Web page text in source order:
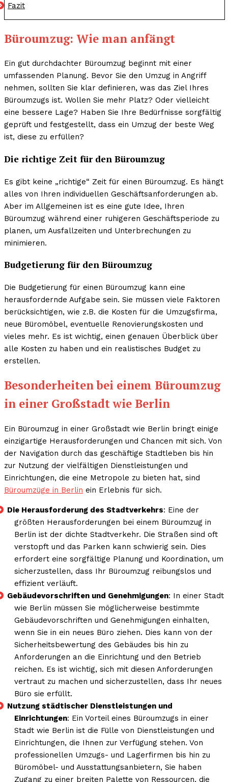
Fazit
Büroumzug: Wie man anfängt
Ein gut durchdachter Büroumzug beginnt mit einer
umfassenden Planung. Bevor Sie den Umzug in Angriff
nehmen, sollten Sie klar definieren, was das Ziel Ihres
Büroumzugs ist. Wollen Sie mehr Platz? Oder vielleicht
eine bessere Lage? Haben Sie Ihre Bedürfnisse sorgfältig
geprüft und festgestellt, dass ein Umzug der beste Weg
ist, diese zu erfüllen?
Die richtige Zeit für den Büroumzug
Es gibt keine „richtige“ Zeit für einen Büroumzug. Es hängt
alles von Ihren individuellen Geschäftsanforderungen ab.
Aber im Allgemeinen ist es eine gute Idee, Ihren
Büroumzug während einer ruhigeren Geschäftsperiode zu
planen, um Ausfallzeiten und Unterbrechungen zu
minimieren.
Budgetierung für den Büroumzug
Die Budgetierung für einen Büroumzug kann eine
herausfordernde Aufgabe sein. Sie müssen viele Faktoren
berücksichtigen, wie z.B. die Kosten für die Umzugsfirma,
neue Büromöbel, eventuelle Renovierungskosten und
vieles mehr. Es ist wichtig, einen genauen Überblick über
alle Kosten zu haben und ein realistisches Budget zu
erstellen.
Besonderheiten bei einem Büroumzug
in einer Großstadt wie Berlin
Ein Büroumzug in einer Großstadt wie Berlin bringt einige
einzigartige Herausforderungen und Chancen mit sich. Von
der Navigation durch das geschäftige Stadtleben bis hin
zur Nutzung der vielfältigen Dienstleistungen und
Einrichtungen, die eine Metropole zu bieten hat, sind
Büroumzüge in Berlin ein Erlebnis für sich.
Die Herausforderung des Stadtverkehrs: Eine der
größten Herausforderungen bei einem Büroumzug in
Berlin ist der dichte Stadtverkehr. Die Straßen sind oft
verstopft und das Parken kann schwierig sein. Dies
erfordert eine sorgfältige Planung und Koordination, um
sicherzustellen, dass Ihr Büroumzug reibungslos und
effizient verläuft.
Gebäudevorschriften und Genehmigungen: In einer Stadt
wie Berlin müssen Sie möglicherweise bestimmte
Gebäudevorschriften und Genehmigungen einhalten,
wenn Sie in ein neues Büro ziehen. Dies kann von der
Sicherheitsbewertung des Gebäudes bis hin zu
Anforderungen an die Einrichtung und den Betrieb
reichen. Es ist wichtig, sich mit diesen Anforderungen
vertraut zu machen und sicherzustellen, dass Ihr neues
Büro sie erfüllt.
Nutzung städtischer Dienstleistungen und
Einrichtungen: Ein Vorteil eines Büroumzugs in einer
Stadt wie Berlin ist die Fülle von Dienstleistungen und
Einrichtungen, die Ihnen zur Verfügung stehen. Von
professionellen Umzugs- und Lagerfirmen bis hin zu
Büromöbel- und Ausstattungsanbietern, Sie haben
Zugang zu einer breiten Palette von Ressourcen, die